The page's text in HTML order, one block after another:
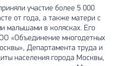
участие более 5 000
от года, а также матери с
малышами в колясках. Его
«Объединение многодетных
Департамента труда и
населения города Москвы,